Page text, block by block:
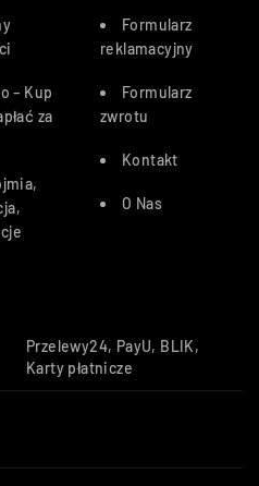
– Kup
za
Formularz
reklamacyjny
Formularz
zwrotu
Kontakt
O Nas
Przelewy24, PayU, BLIK,
Karty płatnicze